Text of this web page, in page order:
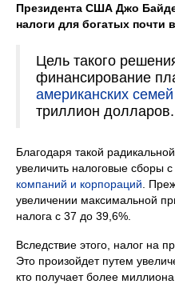
Президента США Джо
налоги для богатых почти
Цель такого
финансирование
американских семей
триллион долларов.
Благодаря такой
увеличить налоговые сборы
компаний и корпораций .
увеличении максимальной
налога с 37 до 39,6%.
Вследствие этого, налог на
Это произойдет путем
кто получает более